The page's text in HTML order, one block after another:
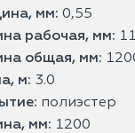
мм: 0,55
рабочая, мм:
общая, мм:
м: 3.0
полиэстер
мм: 1200